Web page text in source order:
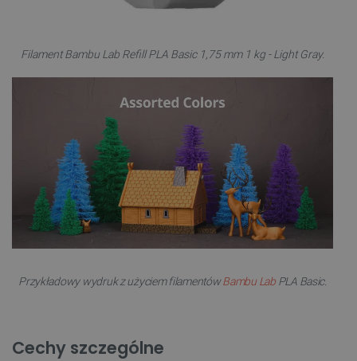
Filament Bambu Lab Refill PLA Basic 1,75 mm 1 kg - Light Gray.
Przykładowy wydruk z użyciem filamentówBambu LabPLA Basic.
Cechy szczególne